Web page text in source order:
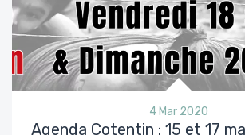
4 Mar 2020
Agenda Cotentin : 15 et 17